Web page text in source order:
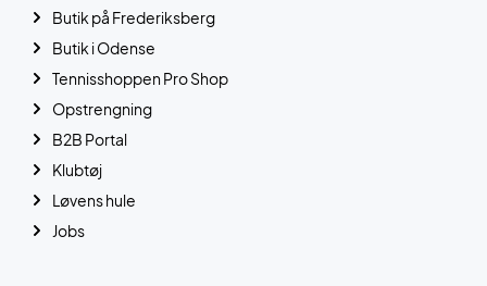
Butik på Frederiksberg
Butik i Odense
Tennisshoppen Pro Shop
Opstrengning
B2B Portal
Klubtøj
Løvens hule
Jobs